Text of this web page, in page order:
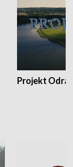
Projekt Odra